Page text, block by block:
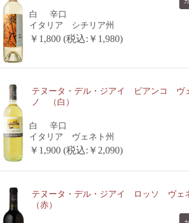
白
辛口
イタリア シチリア州
￥1,800 (税込:￥1,980)
テヌータ・デル・ジアイ ビアンコ ヴ
ノ （白）
白
辛口
イタリア ヴェネト州
￥1,900 (税込:￥2,090)
テヌータ・デル・ジアイ ロッソ ヴェ
（赤）